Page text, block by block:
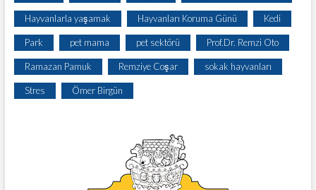
Hayvanlarla yaşamak Hayvanları Koruma Günü Kedi
Park pet mama pet sektörü Prof.Dr. Remzi Oto
Ramazan Pamuk Remziye Coşar sokak hayvanları
Stres Ömer Birgün